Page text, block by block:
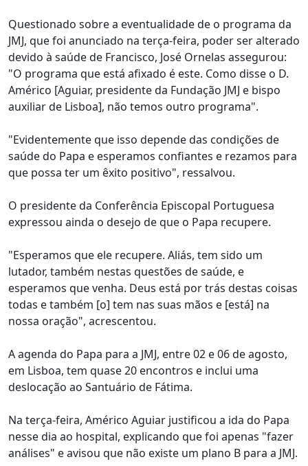
Questionado sobre a eventualidade de o programa da
JMJ, que foi anunciado na terça-feira, poder ser alterado
devido à saúde de Francisco, José Ornelas assegurou:
"O programa que está afixado é este. Como disse o D.
Américo [Aguiar, presidente da Fundação JMJ e bispo
auxiliar de Lisboa], não temos outro programa".
"Evidentemente que isso depende das condições de
saúde do Papa e esperamos confiantes e rezamos para
que possa ter um êxito positivo", ressalvou.
O presidente da Conferência Episcopal Portuguesa
expressou ainda o desejo de que o Papa recupere.
"Esperamos que ele recupere. Aliás, tem sido um
lutador, também nestas questões de saúde, e
esperamos que venha. Deus está por trás destas coisas
todas e também [o] tem nas suas mãos e [está] na
nossa oração", acrescentou.
A agenda do Papa para a JMJ, entre 02 e 06 de agosto,
em Lisboa, tem quase 20 encontros e inclui uma
deslocação ao Santuário de Fátima.
Na terça-feira, Américo Aguiar justificou a ida do Papa
nesse dia ao hospital, explicando que foi apenas "fazer
análises" e avisou que não existe um plano B para a JMJ.